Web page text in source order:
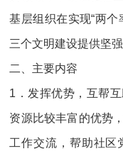
基层组织在实现“两
三个文明建设提供坚
二、主要内容
1．发挥优势，互帮
资源比较丰富的优势
工作交流，帮助社区